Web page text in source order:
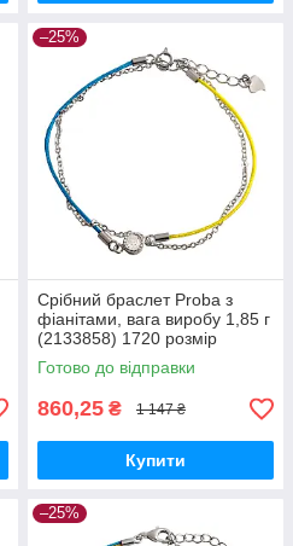
–25%
Срібний браслет Proba з
фіанітами, вага виробу 1,85 г
(2133858) 1720 розмір
Готово до відправки
860,25 ₴ 1 147 ₴
Купити
–25%